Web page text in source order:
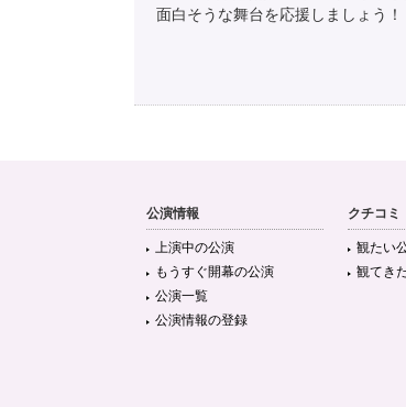
面白そうな舞台を応援しましょう！
公演情報
上演中の公演
もうすぐ開幕の公演
公演一覧
公演情報の登録
クチコミ
観たい
観てき